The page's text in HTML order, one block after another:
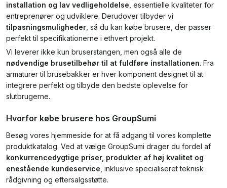
installation og lav vedligeholdelse , essentielle kvaliteter for
entreprenører og udviklere. Derudover tilbyder vi
tilpasningsmuligheder , så du kan købe brusere, der passer
perfekt til specifikationerne i ethvert projekt.
Vi leverer ikke kun bruserstangen, men også alle de
nødvendige brusetilbehør til at fuldføre installationen. Fra
armaturer til brusebakker er hver komponent designet til at
integrere perfekt og tilbyde den bedste oplevelse for
slutbrugerne.
Hvorfor købe brusere hos GroupSumi
Besøg vores hjemmeside for at få adgang til vores komplette
produktkatalog. Ved at vælge GroupSumi drager du fordel af
konkurrencedygtige priser, produkter af høj kvalitet og
enestående kundeservice , inklusive specialiseret teknisk
rådgivning og eftersalgsstøtte.